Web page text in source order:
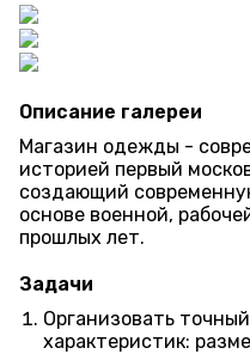
Описание галереи
Магазин одежды -
историей первый
создающий
основе военной,
прошлых лет.
Задачи
Организовать
характеристик: